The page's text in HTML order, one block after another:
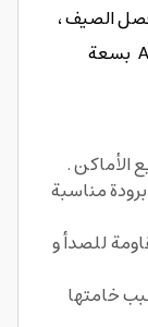
الصيف ،
لذلك نقدم لكم ثلاجة Aftron Refrigerator بسعة
الأماكن .
مناسبة
للصدأ و
خامتها